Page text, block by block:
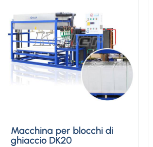
Macchina per blocchi di
ghiaccio DK20